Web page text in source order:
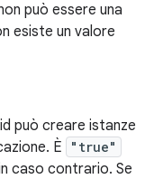
può essere una
esiste un valore
può creare istanze
È
"true"
caso contrario. Se